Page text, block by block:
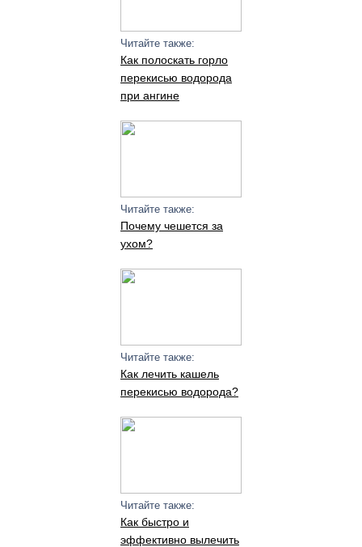
Читайте также:
Как полоскать горло
перекисью водорода
при ангине
Читайте также:
Почему чешется за
ухом?
Читайте также:
Как лечить кашель
перекисью водорода?
Читайте также:
Как быстро и
эффективно вылечить